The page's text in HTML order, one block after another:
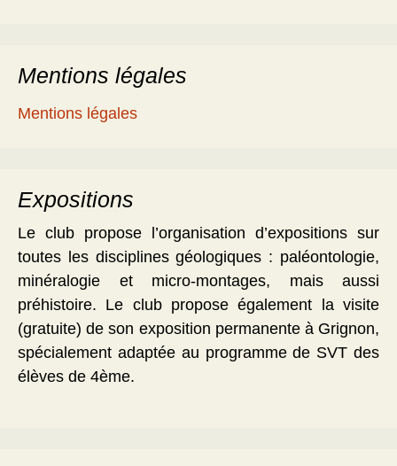
Mentions légales
Mentions légales
Expositions
Le club propose l’organisation d’expositions sur
toutes les disciplines géologiques : paléontologie,
minéralogie et micro-montages, mais aussi
préhistoire. Le club propose également la visite
(gratuite) de son exposition permanente à Grignon,
spécialement adaptée au programme de SVT des
élèves de 4ème.